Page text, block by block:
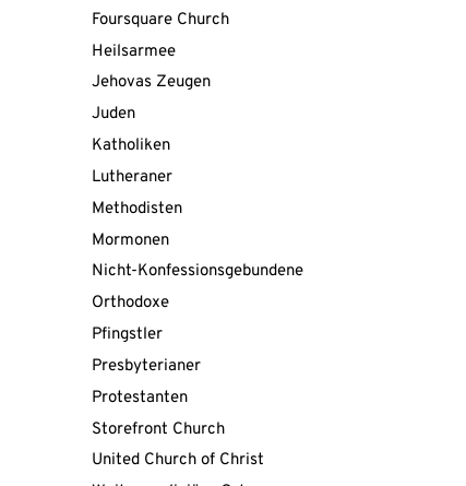
Foursquare Church
Heilsarmee
Jehovas Zeugen
Juden
Katholiken
Lutheraner
Methodisten
Mormonen
Nicht-Konfessionsgebundene
Orthodoxe
Pfingstler
Presbyterianer
Protestanten
Storefront Church
United Church of Christ